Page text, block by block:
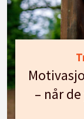
– når